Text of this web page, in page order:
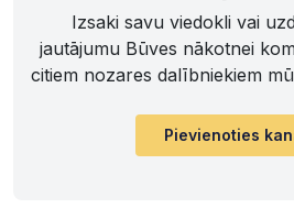
Izsaki savu viedokli vai
jautājumu Būves nākotnei
citiem nozares dalībniekiem
Pievienoties